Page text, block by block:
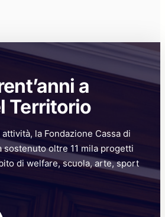
a
Territorio
la Fondazione Cassa di
sostenuto oltre 11 mila progetti
di welfare, scuola, arte, sport